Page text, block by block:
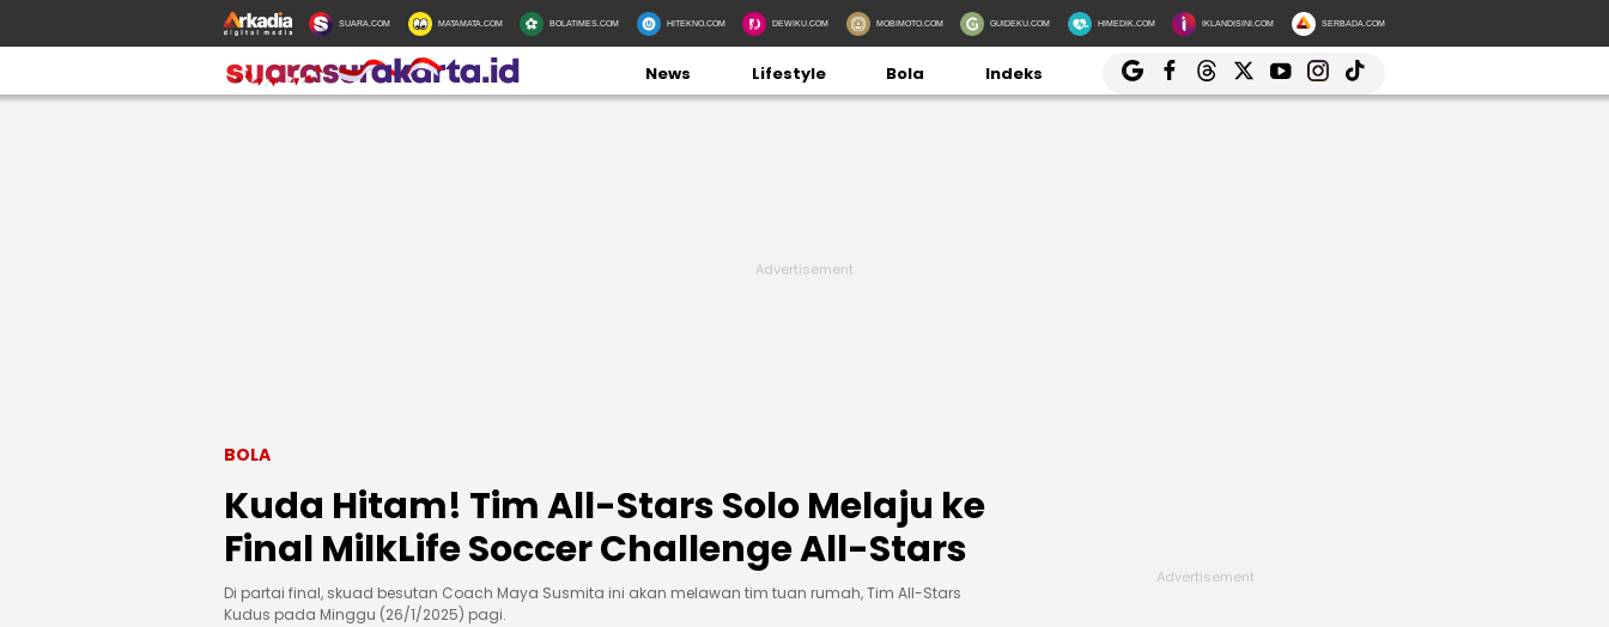
SUARA.COM MATAMATA.COM BOLATIMES.COM HITEKNO.COM DEWIKU.COM MOBIMOTO.COM GUIDEKU.COM HIMEDIK.COM IKLANDISINI.COM SERBADA.COM
News Lifestyle Bola Indeks
BOLA
Kuda Hitam! Tim All-Stars Solo Melaju ke
Final MilkLife Soccer Challenge All-Stars
Di partai final, skuad besutan Coach Maya Susmita ini akan melawan tim tuan rumah, Tim All-Stars
Kudus pada Minggu (26/1/2025) pagi.